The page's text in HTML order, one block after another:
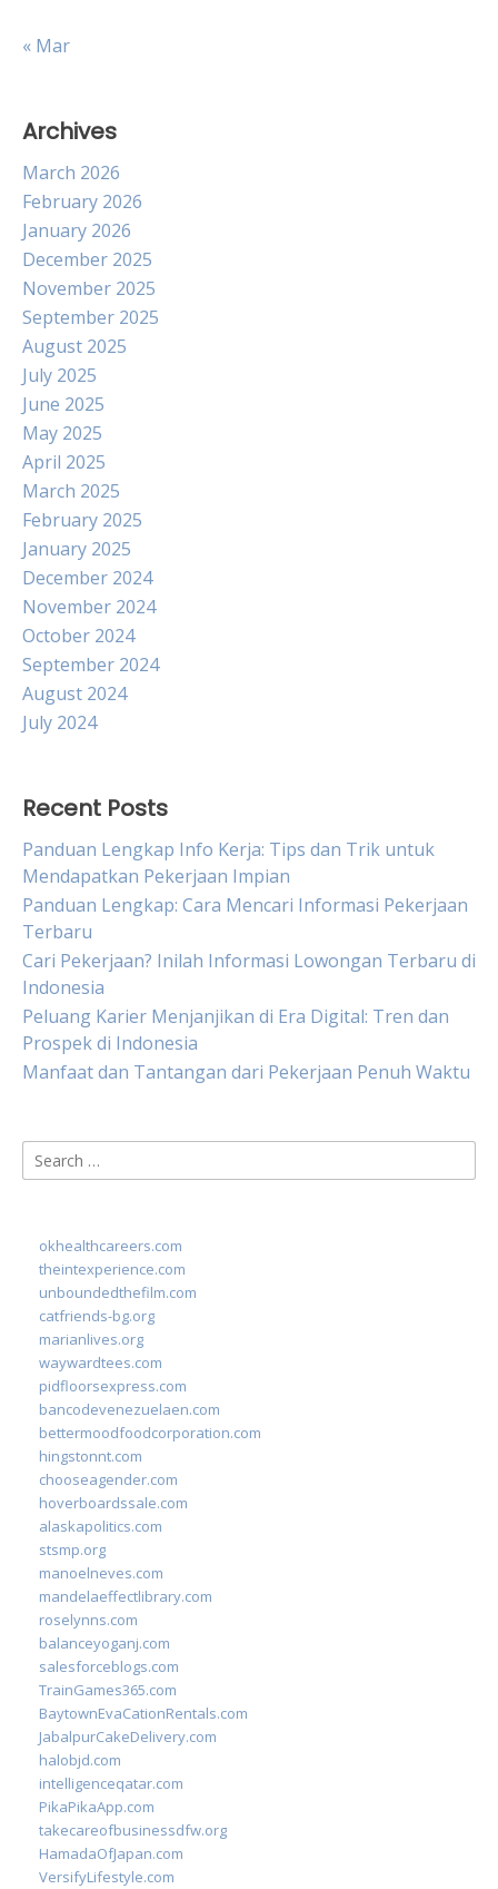
« Mar
Archives
March 2026
February 2026
January 2026
December 2025
November 2025
September 2025
August 2025
July 2025
June 2025
May 2025
April 2025
March 2025
February 2025
January 2025
December 2024
November 2024
October 2024
September 2024
August 2024
July 2024
Recent Posts
Panduan Lengkap Info Kerja: Tips dan Trik untuk
Mendapatkan Pekerjaan Impian
Panduan Lengkap: Cara Mencari Informasi Pekerjaan
Terbaru
Cari Pekerjaan? Inilah Informasi Lowongan Terbaru di
Indonesia
Peluang Karier Menjanjikan di Era Digital: Tren dan
Prospek di Indonesia
Manfaat dan Tantangan dari Pekerjaan Penuh Waktu
Search
for:
okhealthcareers.com
theintexperience.com
unboundedthefilm.com
catfriends-bg.org
marianlives.org
waywardtees.com
pidfloorsexpress.com
bancodevenezuelaen.com
bettermoodfoodcorporation.com
hingstonnt.com
chooseagender.com
hoverboardssale.com
alaskapolitics.com
stsmp.org
manoelneves.com
mandelaeffectlibrary.com
roselynns.com
balanceyoganj.com
salesforceblogs.com
TrainGames365.com
BaytownEvaCationRentals.com
JabalpurCakeDelivery.com
halobjd.com
intelligenceqatar.com
PikaPikaApp.com
takecareofbusinessdfw.org
HamadaOfJapan.com
VersifyLifestyle.com